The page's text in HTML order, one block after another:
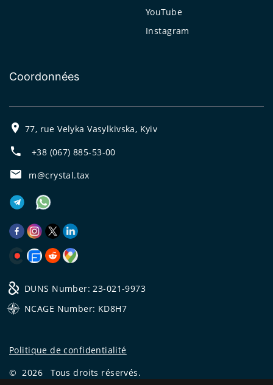
YouTube
Instagram
Coordonnées
77, rue Velyka Vasylkivska, Kyiv
+38 (067) 885-53-00
m@crystal.tax
DUNS Number: 23-021-9973
NCAGE Number: KD8H7
Politique de confidentialité
© 2026 Tous droits réservés.